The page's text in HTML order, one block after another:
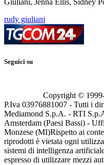
Giuliani, Jenna Ellis, Sidney
rudy giuliani
Seguici su
Copyright ©
P.Iva 03976881007 - Tutti i
Mediamond S.p.A. - RTI
Amsterdam (Paesi Bassi) -
Monzese (MI)Rispetto ai
riprodotti è vietata ogni
sistemi di intelligenza
espresso di utilizzare mezzi